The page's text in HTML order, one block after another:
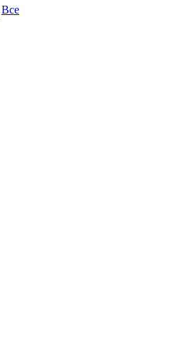
Все